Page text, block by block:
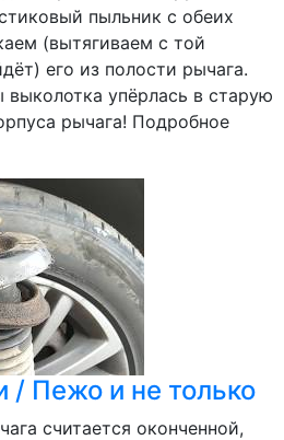
пыльник с обеих
(вытягиваем с той
его из полости рычага.
выколотка упёрлась в старую
рычага! Подробное
/ Пежо и не только
считается оконченной,